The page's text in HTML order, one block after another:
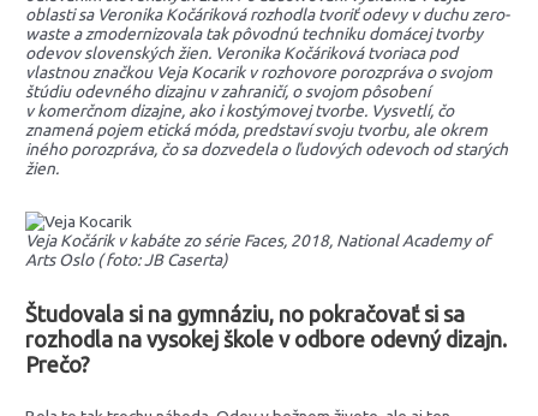
oblasti sa Veronika Kočáriková rozhodla tvoriť odevy v duchu zero-
waste a zmodernizovala tak pôvodnú techniku domácej tvorby
odevov slovenských žien. Veronika Kočáriková tvoriaca pod
vlastnou značkou Veja Kocarik v rozhovore porozpráva o svojom
štúdiu odevného dizajnu v zahraničí, o svojom pôsobení
v komerčnom dizajne, ako i kostýmovej tvorbe. Vysvetlí, čo
znamená pojem etická móda, predstaví svoju tvorbu, ale okrem
iného porozpráva, čo sa dozvedela o ľudových odevoch od starých
žien.
Veja Kočárik v kabáte zo série Faces, 2018, National Academy of
Arts Oslo ( foto: JB Caserta)
Študovala si na gymnáziu, no pokračovať si sa
rozhodla na vysokej škole v odbore odevný dizajn.
Prečo?